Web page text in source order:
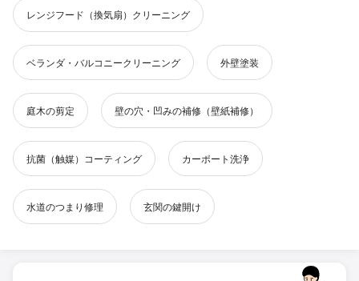
レンジフード（換気扇）クリーニング
ベランダ・バルコニークリーニング 外壁塗装
庭木の剪定 壁の穴・凹みの補修（壁紙補修）
抗菌（触媒）コーティング カーポート洗浄
水道のつまり修理 玄関の鍵開け